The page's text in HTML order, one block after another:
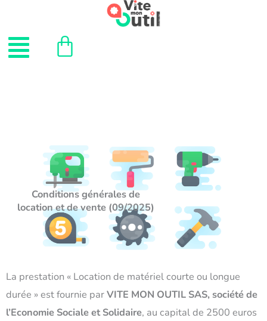
contenu
Menu
Conditions générales de
location et de vente (09/2025)
La prestation « Location de matériel courte ou longue
durée » est fournie parVITE MON OUTIL SAS, société de
l’Economie Sociale et Solidaire, au capital de 2500 euros